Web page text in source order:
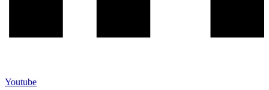
Youtube